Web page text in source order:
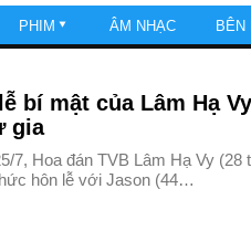
PHIM ÂM NHẠC BÊN
bí mật của Lâm Hạ Vy
gia
7, Hoa đán TVB Lâm Hạ Vy (28
hôn lễ với Jason (44…